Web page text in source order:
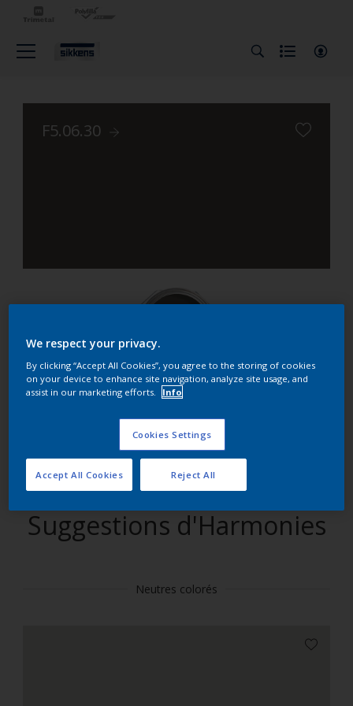
F5.06.30
Trouver des produits dans cette couleur
Allons-y
Suggestions d'Harmonies
Neutres colorés
We respect your privacy.
By clicking “Accept All Cookies”, you agree to the storing of cookies
on your device to enhance site navigation, analyze site usage, and
assist in our marketing efforts.
Info
Cookies Settings
Reject All
Accept All Cookies